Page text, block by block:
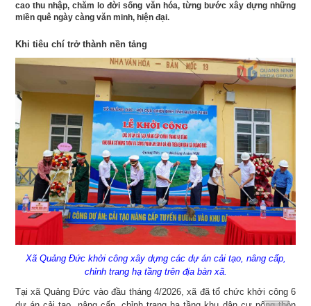
cao thu nhập, chăm lo đời sống văn hóa, từng bước xây dựng những
miền quê ngày càng văn minh, hiện đại.
Khi tiêu chí trở thành nền tảng
Xã Quảng Đức khởi công xây dựng các dự án cải tạo, nâng cấp,
chỉnh trang hạ tầng trên địa bàn xã.
Tại xã Quảng Đức vào đầu tháng 4/2026, xã đã tổ chức khởi công 6